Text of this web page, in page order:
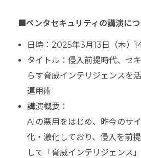
■ペンタセキュリティの講演に
日時：2025年3月13日（木）
タイトル：侵入前提時代、セ
らす脅威インテリジェンスを
運用術
講演概要：
AIの悪用をはじめ、昨今のサ
化・激化しており、侵入を前
して「脅威インテリジェンス